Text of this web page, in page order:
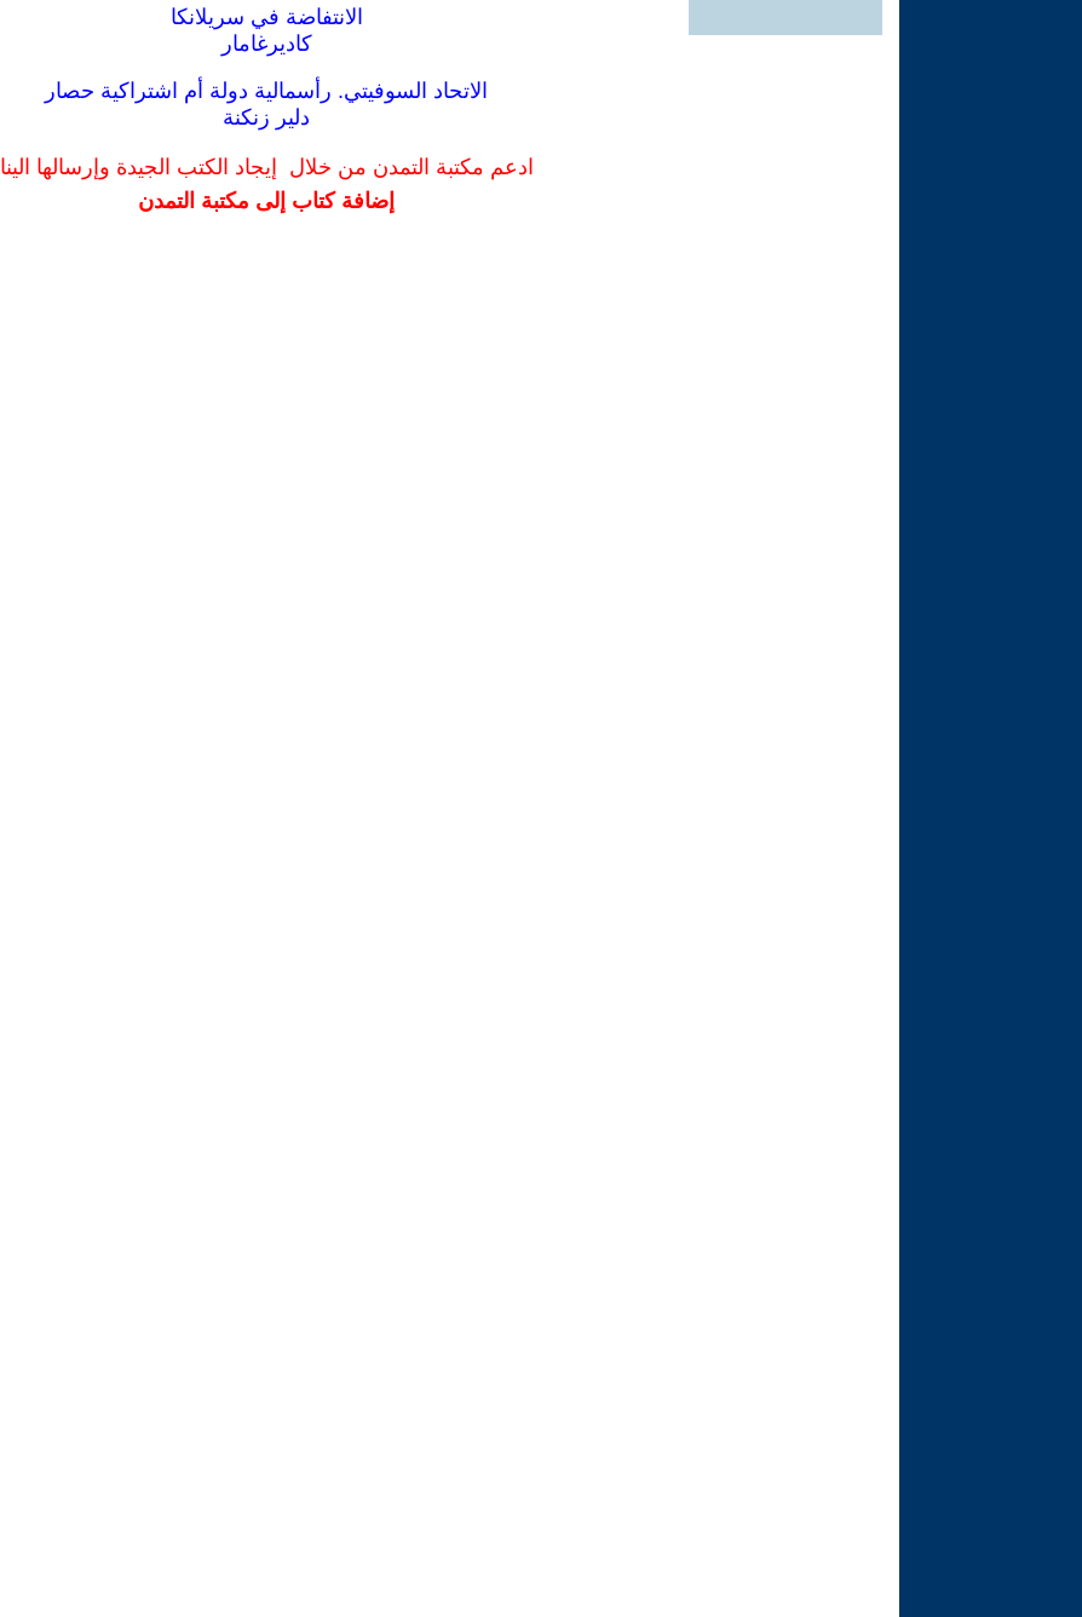
الانتفاضة في سريلانكا
كاديرغامار
الاتحاد السوفيتي. رأسمالية دولة أم اشتراكية حصار
دلير زنكنة
ادعم مكتبة التمدن من خلال إيجاد الكتب الجيدة وإرسالها الينا
إضافة كتاب إلى مكتبة التمدن